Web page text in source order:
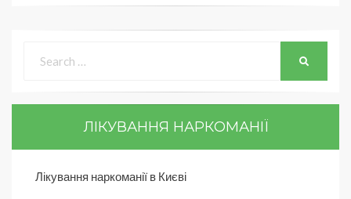
ЛІКУВАННЯ НАРКОМАНІЇ
Лікування наркоманії в Києві